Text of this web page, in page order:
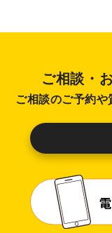
ご相談・
ご相談のご予約